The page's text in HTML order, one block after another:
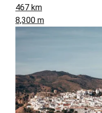
467 km
8,300 m